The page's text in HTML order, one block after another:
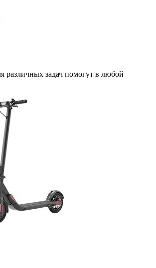
различных задач помогут в любой